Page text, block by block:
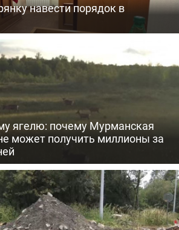
навести порядок в
ягелю: почему Мурманская
может получить миллионы за